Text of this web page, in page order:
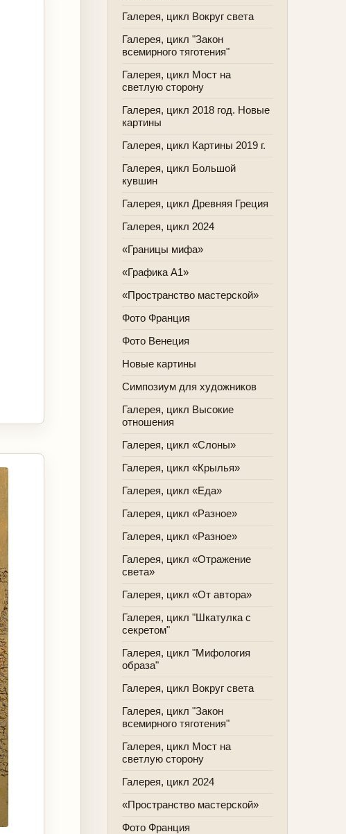
Галерея, цикл Вокруг света
Галерея, цикл "Закон
всемирного тяготения"
Галерея, цикл Мост на
светлую сторону
Галерея, цикл 2018 год. Новые
картины
Галерея, цикл Картины 2019 г.
Галерея, цикл Большой
кувшин
Галерея, цикл Древняя Греция
Галерея, цикл 2024
«Границы мифа»
«Графика А1»
«Пространство мастерской»
Фото Франция
Фото Венеция
Новые картины
Симпозиум для художников
Галерея, цикл Высокие
отношения
Галерея, цикл «Слоны»
Галерея, цикл «Крылья»
Галерея, цикл «Еда»
Галерея, цикл «Разное»
Галерея, цикл «Разное»
Галерея, цикл «Отражение
света»
Галерея, цикл «От автора»
Галерея, цикл "Шкатулка с
секретом"
Галерея, цикл "Мифология
образа"
Галерея, цикл Вокруг света
Галерея, цикл "Закон
всемирного тяготения"
Галерея, цикл Мост на
светлую сторону
Галерея, цикл 2024
«Пространство мастерской»
Фото Франция